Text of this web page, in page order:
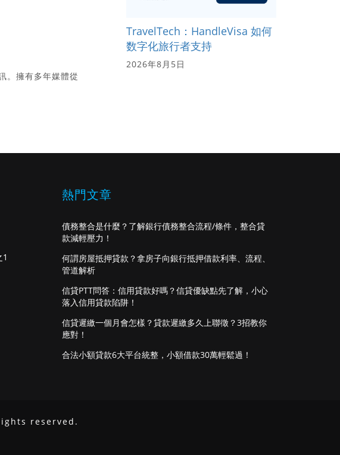
。擁有多年媒體從
TravelTech：HandleVisa 如何
数字化旅行者支持
2026年8月5日
熱門文章
債務整合是什麼？了解銀行債務整合流程/條件，整合貸
款減輕壓力！
何謂房屋抵押貸款？拿房子向銀行抵押借款利率、流程、
管道解析
信貸PTT問答：信用貸款好嗎？信貸優缺點先了解，小心
落入信用貸款陷阱！
信貸遲繳一個月會怎樣？貸款遲繳多久上聯徵？3招教你
應對！
合法小額貸款6大平台統整，小額借款30萬輕鬆過！
reserved.